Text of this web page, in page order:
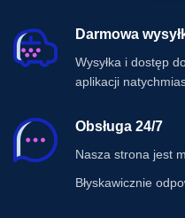
Darmowa
Wysyłka i dostęp
aplikacji
Obsługa 24/7
Nasza strona jest
Błyskawicznie